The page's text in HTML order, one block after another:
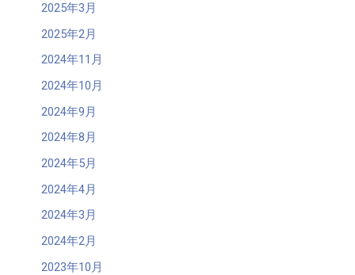
2025年3月
2025年2月
2024年11月
2024年10月
2024年9月
2024年8月
2024年5月
2024年4月
2024年3月
2024年2月
2023年10月